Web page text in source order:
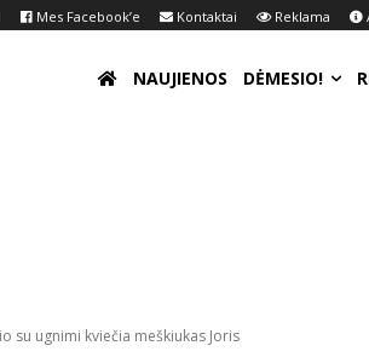
Mes Facebook’e Kontaktai Reklama
NAUJIENOS DĖMESIO!
su ugnimi kviečia meškiukas Joris